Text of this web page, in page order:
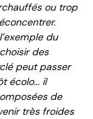
ou trop
du
des
peut passer
écolo… il
de
très froides